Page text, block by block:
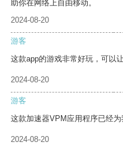
助你在网络上自由移动。
2024-08-20
游客
这款app的游戏非常好玩，可以
2024-08-20
游客
这款加速器VPM应用程序已经为
2024-08-20